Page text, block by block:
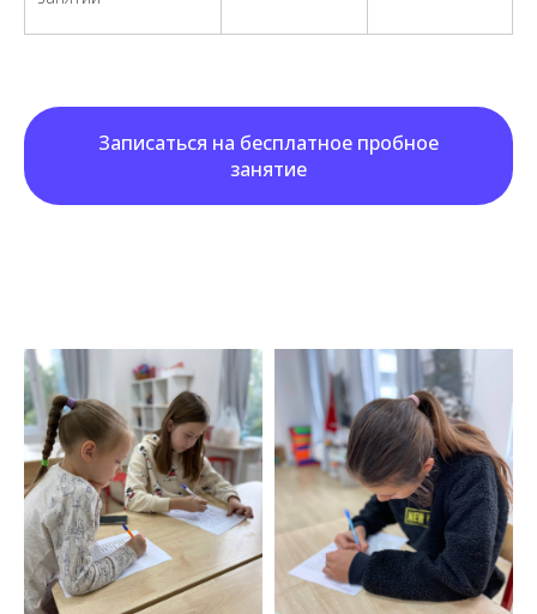
Записаться на бесплатное пробное
занятие